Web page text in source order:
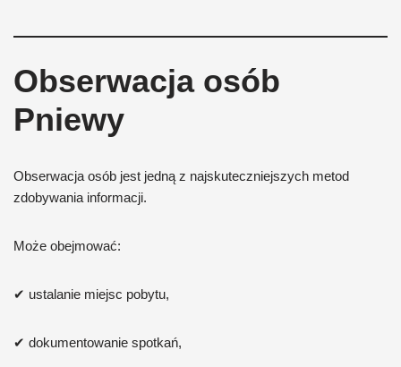
Obserwacja osób
Pniewy
Obserwacja osób jest jedną z najskuteczniejszych metod
zdobywania informacji.
Może obejmować:
✔ ustalanie miejsc pobytu,
✔ dokumentowanie spotkań,